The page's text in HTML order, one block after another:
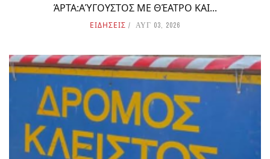
ΆΡΤΑ:ΑΎΓΟΥΣΤΟΣ ΜΕ ΘΈΑΤΡΟ ΚΑΙ...
ΕΙΔΗΣΕΙΣ ΑΥΓ 03, 2026